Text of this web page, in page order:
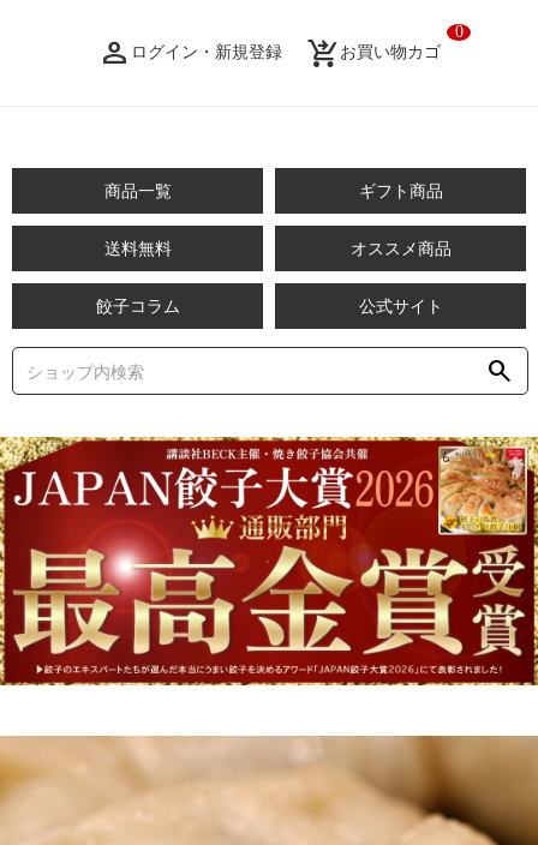
person_filled ログイン・新規登録 shopping_cart_checkout お買い物カゴ
0
商品一覧 ギフト商品
送料無料 オススメ商品
餃子コラム 公式サイト
search